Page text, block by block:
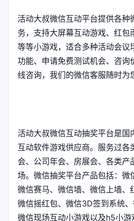
活动大叔微信互动平台提供各种
务，支持大屏幕互动游戏、红包
等等小游戏，适合多种活动会议
功能、申请免费测试机会、咨询
线咨询，我们的微信客服随时为
活动大叔微信互动抽奖平台是国
互动软件游戏供应商。服务过各
会、公司年会、房展会、各类产
场。微信抽奖平台产品包括：微
微信赛马、微信墙、微信上墙、
微信摇红包、微信3D签到系统
微信现场互动小游戏以及h5小